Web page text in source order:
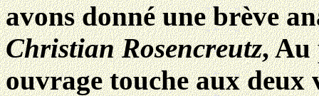
avons donné une brève
Christian Rosencreutz, Au
ouvrage touche aux